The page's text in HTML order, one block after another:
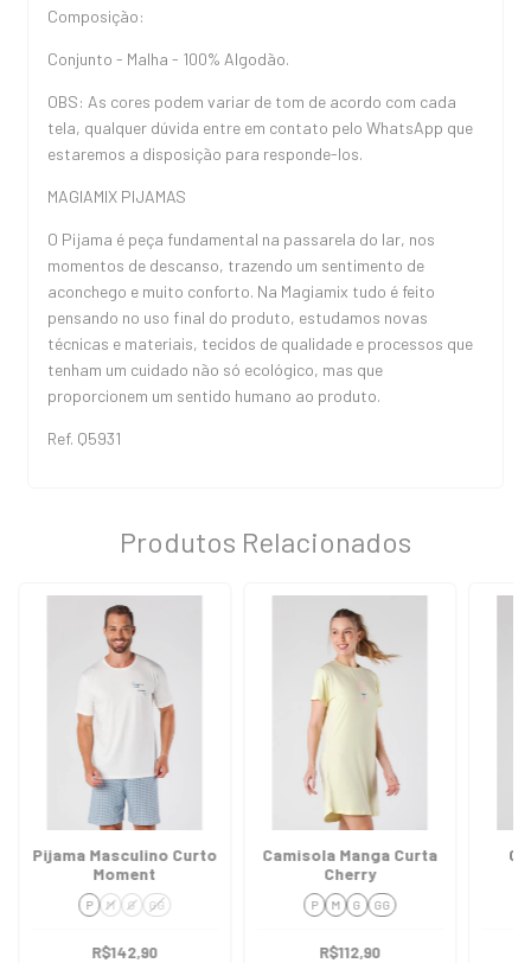
Composição:
Conjunto - Malha - 100% Algodão.
OBS: As cores podem variar de tom de acordo com cada
tela, qualquer dúvida entre em contato pelo WhatsApp que
estaremos a disposição para responde-los.
MAGIAMIX PIJAMAS
O Pijama é peça fundamental na passarela do lar, nos
momentos de descanso, trazendo um sentimento de
aconchego e muito conforto. Na Magiamix tudo é feito
pensando no uso final do produto, estudamos novas
técnicas e materiais, tecidos de qualidade e processos que
tenham um cuidado não só ecológico, mas que
proporcionem um sentido humano ao produto.
Ref. Q5931
Produtos Relacionados
Pijama Masculino Curto
Moment
P M G GG
R$142,90
Camisola Manga Curta
Cherry
P M G GG
R$112,90